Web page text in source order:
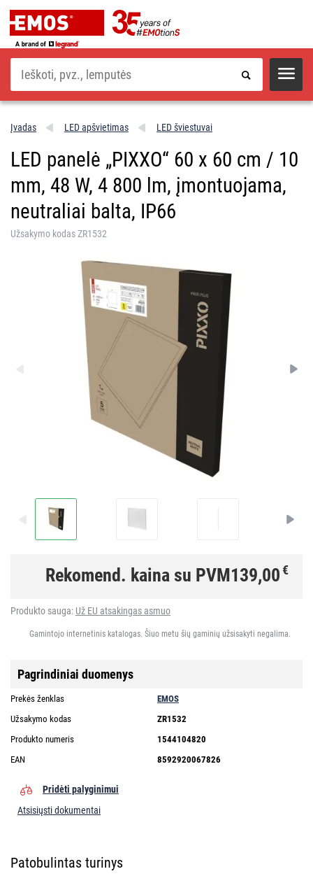
Paieška
Įvadas LED apšvietimas LED šviestuvai
LED panelė „PIXXO“ 60 x 60 cm / 10
mm, 48 W, 4 800 lm, įmontuojama,
neutraliai balta, IP66
Užsakymo kodas ZR1532
Rekomend. kaina su PVM139,00€
Produkto sauga: Už EU atsakingas asmuo
Gamintojo internetinis katalogas. Šiuo metu šių gaminių užsisakyti negalima.
Pagrindiniai duomenys
Prekės ženklas
EMOS
Užsakymo kodas
ZR1532
Produkto numeris
1544104820
EAN
8592920067826
Pridėti palyginimui
Atsisiųsti dokumentai
Patobulintas turinys